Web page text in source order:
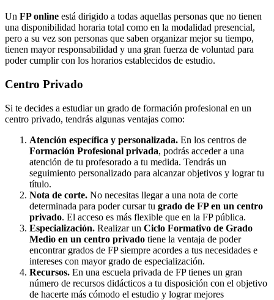
Un FP online está dirigido a todas aquellas personas que no tienen
una disponibilidad horaria total como en la modalidad presencial,
pero a su vez son personas que saben organizar mejor su tiempo,
tienen mayor responsabilidad y una gran fuerza de voluntad para
poder cumplir con los horarios establecidos de estudio.
Centro Privado
Si te decides a estudiar un grado de formación profesional en un
centro privado, tendrás algunas ventajas como:
Atención específica y personalizada. En los centros de
Formación Profesional privada, podrás acceder a una
atención de tu profesorado a tu medida. Tendrás un
seguimiento personalizado para alcanzar objetivos y lograr tu
título.
Nota de corte. No necesitas llegar a una nota de corte
determinada para poder cursar tu grado de FP en un centro
privado. El acceso es más flexible que en la FP pública.
Especialización. Realizar un Ciclo Formativo de Grado
Medio en un centro privado tiene la ventaja de poder
encontrar grados de FP siempre acordes a tus necesidades e
intereses con mayor grado de especialización.
Recursos. En una escuela privada de FP tienes un gran
número de recursos didácticos a tu disposición con el objetivo
de hacerte más cómodo el estudio y lograr mejores